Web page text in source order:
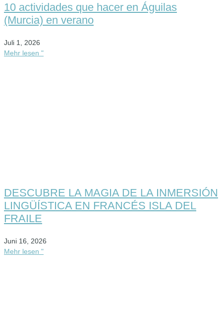
10 actividades que hacer en Águilas
(Murcia) en verano
Juli 1, 2026
Mehr lesen "
DESCUBRE LA MAGIA DE LA INMERSIÓN
LINGÜÍSTICA EN FRANCÉS ISLA DEL
FRAILE
Juni 16, 2026
Mehr lesen "